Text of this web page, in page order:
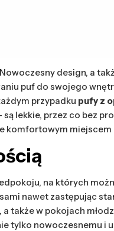
design, a
puf do swojego
przypadku pufy z
lekkie, przez co bez
na których
nawet zastępując
także w pokojach
tylko